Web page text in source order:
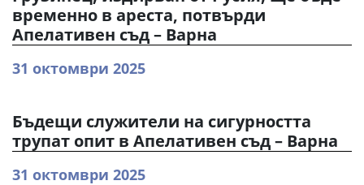
временно в ареста, потвърди
Апелативен съд – Варна
31 октомври 2025
Бъдещи служители на сигурността
трупат опит в Апелативен съд – Варна
31 октомври 2025